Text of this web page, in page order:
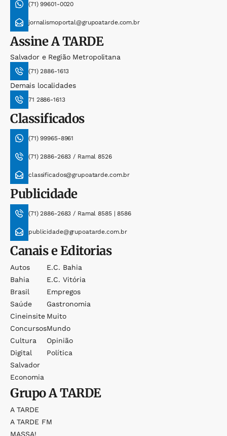
(71) 99601-0020
jornalismoportal@grupoatarde.com.br
AssineA TARDE
Salvador e Região Metropolitana
(71) 2886-1613
Demais localidades
71 2886-1613
Classificados
(71) 99965-8961
(71) 2886-2683 / Ramal 8526
classificados@grupoatarde.com.br
Publicidade
(71) 2886-2683 / Ramal 8585 | 8586
publicidade@grupoatarde.com.br
Canais e Editorias
Autos
Bahia
Brasil
Saúde
Cineinsite
Concursos
Cultura
Digital
Salvador
Economia
E.c. Bahia
E.c. Vitória
Empregos
Gastronomia
Muito
Mundo
Opinião
Política
GrupoA TARDE
A TARDE
A TARDE FM
MASSA!